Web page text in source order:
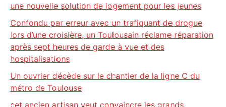
une nouvelle solution de logement pour les jeunes
Confondu par erreur avec un trafiquant de drogue
lors d’une croisière, un Toulousain réclame réparation
après sept heures de garde à vue et des
hospitalisations
Un ouvrier décède sur le chantier de la ligne C du
métro de Toulouse
cet ancien artisan veut convaincre les grands